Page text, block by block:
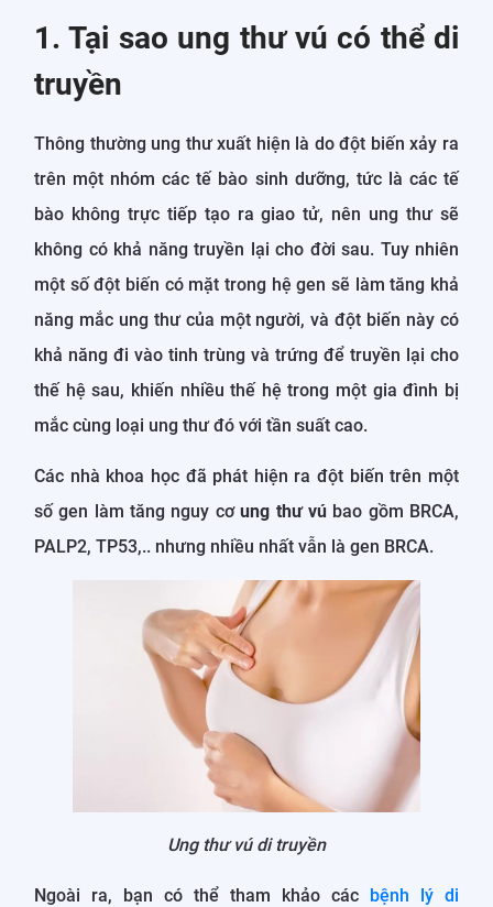
1. Tại sao ung thư vú có thể di
truyền
Thông thường ung thư xuất hiện là do đột biến xảy ra
trên một nhóm các tế bào sinh dưỡng, tức là các tế
bào không trực tiếp tạo ra giao tử, nên ung thư sẽ
không có khả năng truyền lại cho đời sau. Tuy nhiên
một số đột biến có mặt trong hệ gen sẽ làm tăng khả
năng mắc ung thư của một người, và đột biến này có
khả năng đi vào tinh trùng và trứng để truyền lại cho
thế hệ sau, khiến nhiều thế hệ trong một gia đình bị
mắc cùng loại ung thư đó với tần suất cao.
Các nhà khoa học đã phát hiện ra đột biến trên một
số gen làm tăng nguy cơung thư vúbao gồm BRCA,
PALP2, TP53,.. nhưng nhiều nhất vẫn là gen BRCA.
Ung thư vú di truyền
Ngoài ra, bạn có thể tham khảo các bệnh lý di